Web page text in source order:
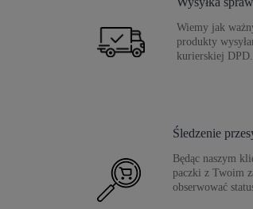
Wiemy jak
produkty
kurierskiej DPD.
Śledzenie
Będąc naszym
paczki z Twoim
obserwować